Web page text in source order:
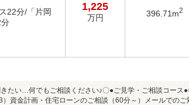
22分/「片岡
分
1,225
万円 396.71m2
たい…何でもご相談ください♪〇●ご見学・ご相談コース
資金計画・住宅ローンのご相談（60分～）メールでの